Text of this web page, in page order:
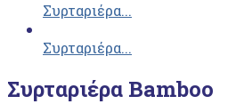
Συρταριέρα...
Συρταριέρα...
Συρταριέρα Bamboo